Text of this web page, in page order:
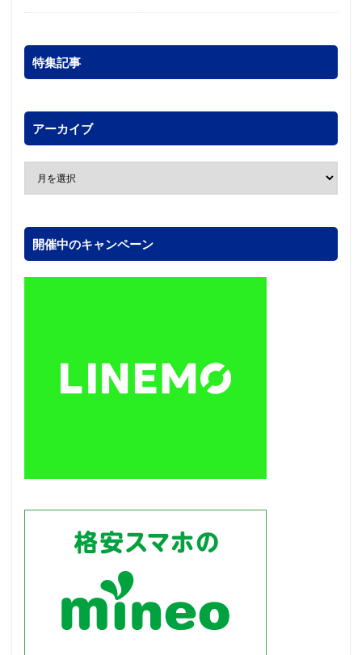
特集記事
アーカイブ
開催中のキャンペーン